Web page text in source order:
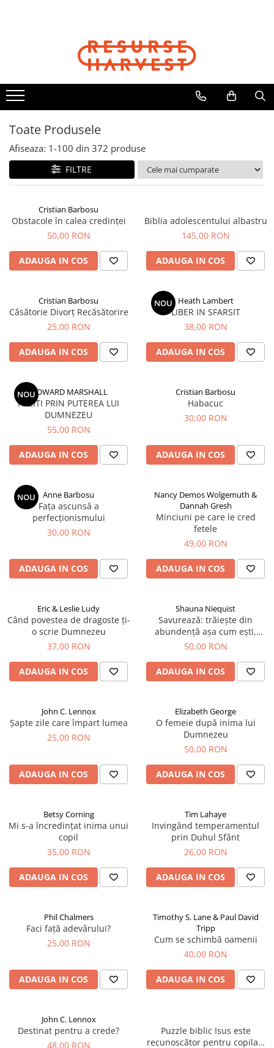
Cărți pentru Copii
Biblii pentru Copii
Viața Creștină
Viața Creștină
Creștere Spirituală
Rugăciune
Lupta Spirituală
Încurajare în Suferință
Cărți de Jocuri și Activități
Viața de Familie
Bărbați
Cărți de Colorat
Bebe
Femei
Adolescenți și Tineri
Păstorirea Bisericii
Conducerea și Păstorirea Bisericii
Predicare
Consiliere
Lucrarea cu Copiii și Tinerii
Grupuri Mici
Închinare prin Muzică
Apologetică
Finanțe
Biografii
Reviste
Biblia Dumitru Cornilescu
Biblia NTR
Biblia pentru Femei
Biblia pentru Adolescenți
Jocuri
DVD Cartea Cărților
Jurnale
Șepci
Căni, Pixuri, Brelocuri
Toate Produsele
Afiseaza: 1-100 din 372 produse
FILTRE
Cristian Barbosu
Obstacole în calea credinței
50,00 RON
ADAUGA IN COS
Biblia adolescentului albastru
145,00 RON
ADAUGA IN COS
Cristian Barbosu
Căsătorie Divorț Recăsătorire
25,00 RON
ADAUGA IN COS
NOU Heath Lambert
LIBER IN SFARSIT
38,00 RON
ADAUGA IN COS
NOUHOWARD MARSHALL
PAZITI PRIN PUTEREA LUI
DUMNEZEU
55,00 RON
ADAUGA IN COS
Cristian Barbosu
Habacuc
30,00 RON
ADAUGA IN COS
NOU Anne Barbosu
Fața ascunsă a
perfecționismului
30,00 RON
ADAUGA IN COS
Nancy Demos Wolgemuth &
Dannah Gresh
Minciuni pe care le cred
fetele
49,00 RON
ADAUGA IN COS
Eric & Leslie Ludy
Când povestea de dragoste ți-
o scrie Dumnezeu
37,00 RON
ADAUGA IN COS
Shauna Niequist
Savurează: trăiește din
abundență așa cum ești,
acolo unde ești
50,00 RON
ADAUGA IN COS
John C. Lennox
Șapte zile care împart lumea
25,00 RON
ADAUGA IN COS
Elizabeth George
O femeie după inima lui
Dumnezeu
50,00 RON
ADAUGA IN COS
Betsy Corning
Mi s-a încredințat inima unui
copil
35,00 RON
ADAUGA IN COS
Tim Lahaye
Invingând temperamentul
prin Duhul Sfânt
26,00 RON
ADAUGA IN COS
Phil Chalmers
Faci față adevărului?
25,00 RON
ADAUGA IN COS
Timothy S. Lane & Paul David
Tripp
Cum se schimbă oamenii
40,00 RON
ADAUGA IN COS
John C. Lennox
Destinat pentru a crede?
48,00 RON
Puzzle biblic Isus este
recunoscător pentru copilași